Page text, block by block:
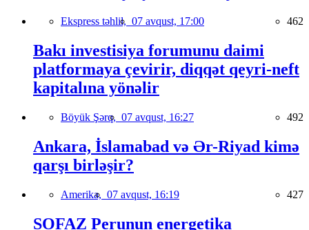
Ekspress təhlil, 07 avqust, 17:00 462
Bakı investisiya forumunu daimi
platformaya çevirir, diqqət qeyri-neft
kapitalına yönəlir
Böyük Şərq, 07 avqust, 16:27 492
Ankara, İslamabad və Ər-Riyad kimə
qarşı birləşir?
Amerika, 07 avqust, 16:19 427
SOFAZ Perunun energetika